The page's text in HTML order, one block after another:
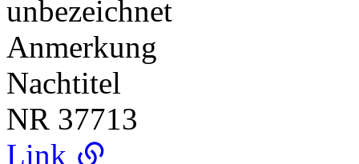
unbezeichnet
Anmerkung
Nachtitel
NR 37713
Link